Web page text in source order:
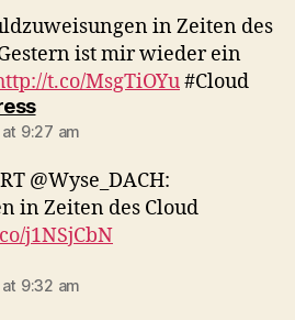
in Zeiten des
ist mir wieder ein
t.co/MsgTiOYu#Cloud
says:
9:27 am
@Wyse_DACH:
in Zeiten des Cloud
j1NSjCbN
9:32 am